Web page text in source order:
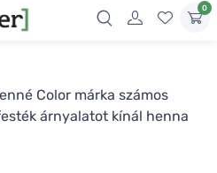
0
Color márka számos
árnyalatot kínál henna
színezi a hajat, hanem